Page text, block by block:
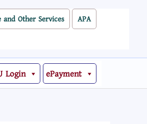
and Other Services
APA
Login ePayment